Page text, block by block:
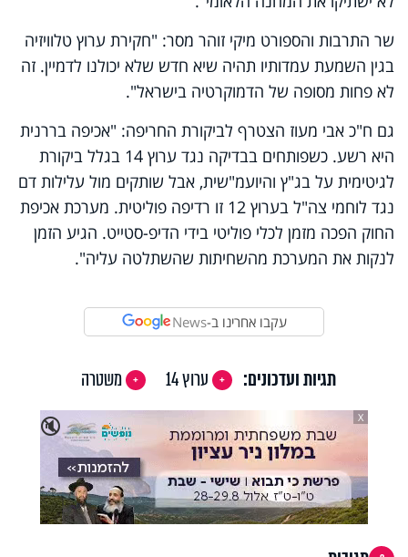
שר התרבות והספורט מיקי זוהר מסר: "חקירת ערוץ טלוויזיה
בגין השמעת עמדותיו תהיה שיא חדש שלא יכולנו לדמיין. זה
לא פחות מסופה של הדמוקרטיה בישראל".
גם ח"כ אבי מעוז הצטרף לביקורת החריפה: "אכיפה בררנית
היא רשע. כשפותחים בבדיקה נגד ערוץ 14 בגלל ביקורת
לגיטימית על בג"ץ והיועמ"שית, אבל שותקים מול עלילות דם
נגד לוחמי צה"ל בערוץ 12 זו רדיפה פוליטית. מערכת אכיפת
החוק הפכה מזמן לכלי פוליטי בידי הדיפ-סטייט. הגיע הזמן
לנקות את המערכת מהשחיתות שהשתלטה עליה".
עקבו אחרינו ב-News
תגיות ועדכונים: ערוץ 14
משטרה
🔇
X